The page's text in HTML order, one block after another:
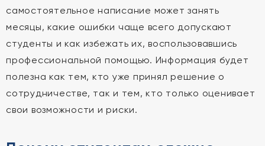
самостоятельное написание может занять
месяцы, какие ошибки чаще всего допускают
студенты и как избежать их, воспользовавшись
профессиональной помощью. Информация будет
полезна как тем, кто уже принял решение о
сотрудничестве, так и тем, кто только оценивает
свои возможности и риски.